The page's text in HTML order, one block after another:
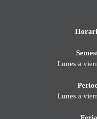
Lunes a
Lunes a